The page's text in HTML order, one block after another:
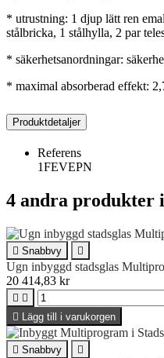
* utrustning: 1 djup lätt ren
stålbricka, 1 stålhylla, 2 par
* säkerhetsanordningar:
* maximal absorberad effekt:
Produktdetaljer
Referens
1FEVEPN
4 andra produkter
 Snabbvy 
Ugn inbyggd stadsglas
20 414,83 kr
 
 Lägg till i varukorgen
 Snabbvy 